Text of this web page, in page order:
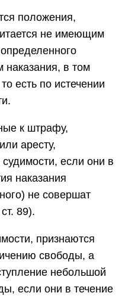
положения,
не имеющим
наказания, в том
есть по истечении
к штрафу,
аресту,
если они в
наказания
не совершат
89).
признаются
свободы, а
небольшой
если они в течение